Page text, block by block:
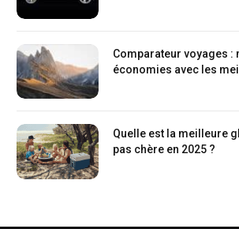
Comparateur voyages :
économies avec les
Quelle est la meilleure
pas chère en 2025 ?